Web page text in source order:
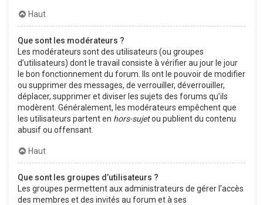
Haut
Que sont les modérateurs ?
Les modérateurs sont des utilisateurs (ou groupes
d’utilisateurs) dont le travail consiste à vérifier au jour le jour
le bon fonctionnement du forum. Ils ont le pouvoir de modifier
ou supprimer des messages, de verrouiller, déverrouiller,
déplacer, supprimer et diviser les sujets des forums qu’ils
modèrent. Généralement, les modérateurs empêchent que
les utilisateurs partent en hors-sujetou publient du contenu
abusif ou offensant.
Haut
Que sont les groupes d’utilisateurs ?
Les groupes permettent aux administrateurs de gérer l’accès
des membres et des invités au forum et à ses